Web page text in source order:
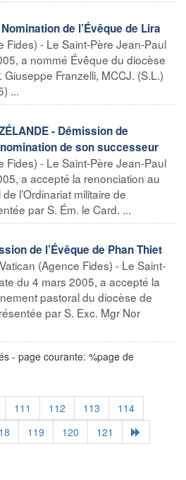
de l’Évêque de Lira
Fides) - Le Saint-Père Jean-Paul
a nommé Évêque du diocèse
Franzelli, MCCJ. (S.L.)
...
- Démission de
de son successeur
Fides) - Le Saint-Père Jean-Paul
a accepté la renonciation au
l’Ordinariat militaire de
par S. Ém. le Card. ...
de l’Évêque de Phan Thiet
(Agence Fides) - Le Saint-
du 4 mars 2005, a accepté la
pastoral du diocèse de
par S. Exc. Mgr Nor
- page courante: %page de
111 112 113
114
119 120 121